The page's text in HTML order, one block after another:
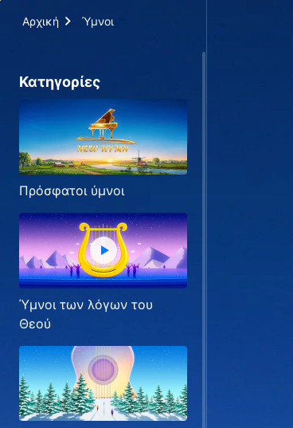
Αρχική Ύμνοι
Κατηγορίες
Πρόσφατοι ύμνοι
Ύμνοι των λόγων του
Θεού